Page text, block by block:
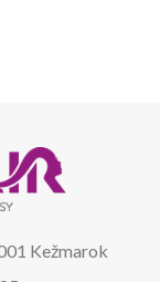
Kežmarok